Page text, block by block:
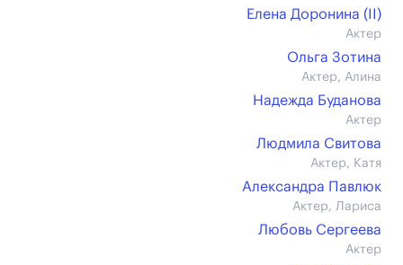
Елена Доронина (II)
Актер
Ольга Зотина
Актер, Алина
Надежда Буданова
Актер
Людмила Свитова
Актер, Катя
Александра Павлюк
Актер, Лариса
Любовь Сергеева
Актер